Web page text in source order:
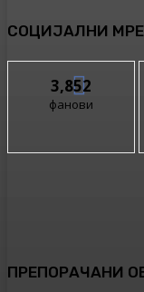
СОЦИЈАЛНИ
3,852
фанови
ПРЕПОРАЧАНИ